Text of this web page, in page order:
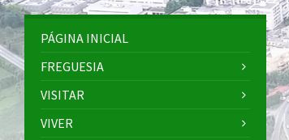
PÁGINA INICIAL
FREGUESIA
VISITAR
VIVER